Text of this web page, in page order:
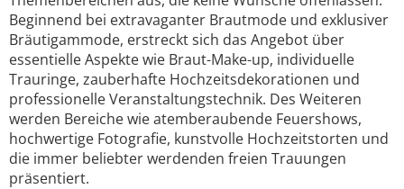
Beginnend bei extravaganter Brautmode und exklusiver
Bräutigammode, erstreckt sich das Angebot über
essentielle Aspekte wie Braut-Make-up, individuelle
Trauringe, zauberhafte Hochzeitsdekorationen und
professionelle Veranstaltungstechnik. Des Weiteren
werden Bereiche wie atemberaubende Feuershows,
hochwertige Fotografie, kunstvolle Hochzeitstorten und
die immer beliebter werdenden freien Trauungen
präsentiert.